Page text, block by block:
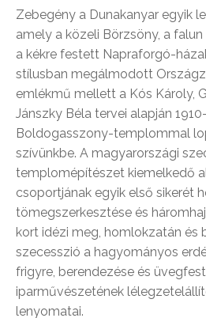
Zebegény a Dunakanyar egyik
amely a közeli Börzsöny, a
a kékre festett Napraforgó-
stílusban megálmodott
emlékmű mellett a Kós Károly,
Jánszky Béla tervei alapján
Boldogasszony-templommal
szívünkbe. A magyarországi
templomépítészet kiemelkedő
csoportjának egyik első sikerét
tömegszerkesztése és
kort idézi meg, homlokzatán és
szecesszió a hagyományos
frigyre, berendezése és
iparművészetének
lenyomatai.